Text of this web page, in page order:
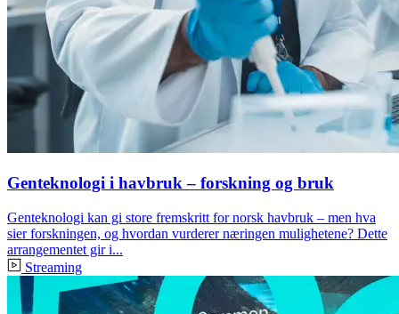
Genteknologi i havbruk – forskning og bruk
Genteknologi kan gi store fremskritt for norsk havbruk – men hva
sier forskningen, og hvordan vurderer næringen mulighetene? Dette
arrangementet gir i...
Streaming